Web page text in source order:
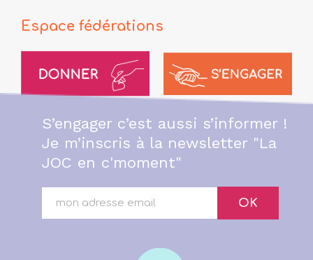
Espace fédérations
S’engager c’est aussi s’informer !
Je m’inscris à la newsletter "La
JOC en c'moment"
OK